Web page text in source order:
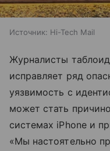
Источник: Hi-Tech Mail
Журналисты
исправляет ряд
уязвимость с
может стать
системах iPhone и
«Мы настоятельно